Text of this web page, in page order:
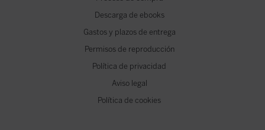
Descarga de ebooks
Gastos y plazos de entrega
Permisos de reproducción
Política de privacidad
Aviso legal
Política de cookies